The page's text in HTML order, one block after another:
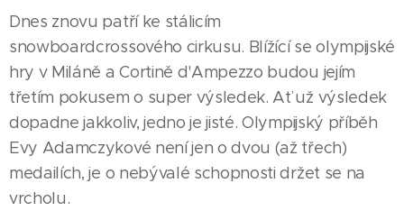
Dnes znovu patří ke stálicím
snowboardcrossového cirkusu. Blížící se olympijské
hry v Miláně a Cortině d'Ampezzo budou jejím
třetím pokusem o super výsledek. Ať už výsledek
dopadne jakkoliv, jedno je jisté. Olympijský příběh
Evy Adamczykové není jen o dvou (až třech)
medailích, je o nebývalé schopnosti držet se na
vrcholu.
07.08.2026
VYŠKOV
05.08.2026
ŠUMPERK
03.08.2026
HODONÍN
| Město
poděkovalo